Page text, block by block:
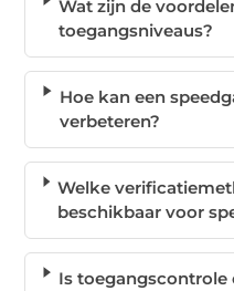
Wat zijn de
toegangsniveaus?
Hoe kan een
verbeteren?
Welke
beschikbaar voor
Is